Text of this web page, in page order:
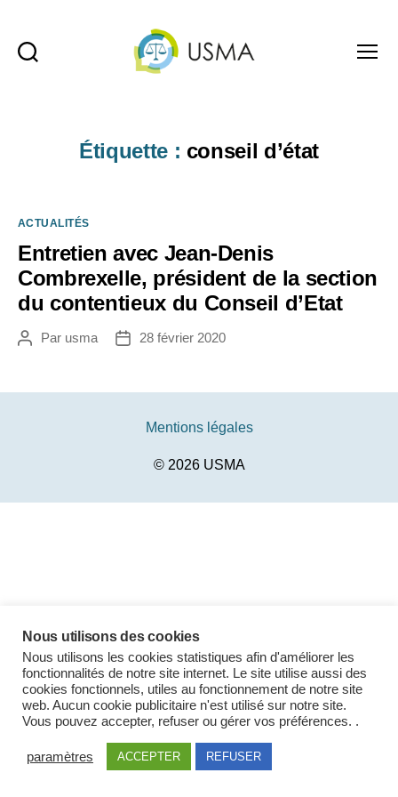
Étiquette : conseil d’état
Catégories
ACTUALITÉS
Entretien avec Jean-Denis
Combrexelle, président de la section
du contentieux du Conseil d’Etat
Auteur
Par usma
Date28 février 2020
© 2026 USMA
Mentions légales
Nous utilisons des cookies
Nous utilisons les cookies statistiques afin d'améliorer les
fonctionnalités de notre site internet. Le site utilise aussi des
cookies fonctionnels, utiles au fonctionnement de notre site
web. Aucun cookie publicitaire n'est utilisé sur notre site.
Vous pouvez accepter, refuser ou gérer vos préférences. .
paramètres ACCEPTER REFUSER